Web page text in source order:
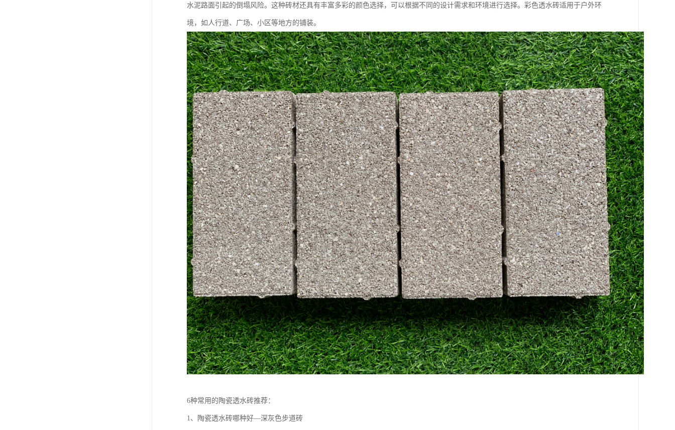
水泥路面引起的倒塌风险。这种砖材还具有丰富多彩的颜色选择，可以根据不同的设计需求和环境进行选择。彩色透水砖适用于户外环
境，如人行道、广场、小区等地方的铺装。
6种常用的陶瓷透水砖推荐：
1、陶瓷透水砖哪种好—深灰色步道砖